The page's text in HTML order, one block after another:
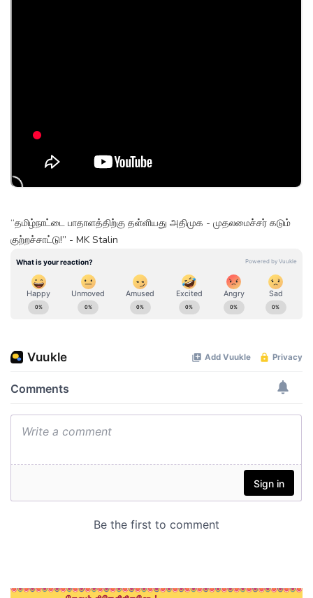
“தமிழ்நாட்டை பாதாளத்திற்கு தள்ளியது அதிமுக - முதலமைச்சர் கடும்
குற்றச்சாட்டு!” - MK Stalin